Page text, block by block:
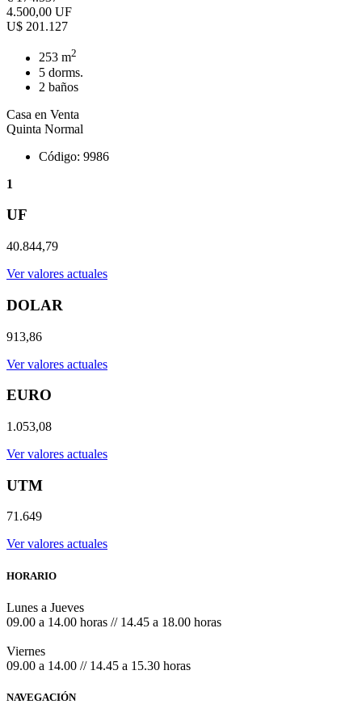
4.500,00 UF
U$ 201.127
253 m2
5 dorms.
2 baños
Casa en Venta
Quinta Normal
Código: 9986
1
UF
40.844,79
Ver valores actuales
DOLAR
913,86
Ver valores actuales
EURO
1.053,08
Ver valores actuales
UTM
71.649
Ver valores actuales
HORARIO
Lunes a Jueves
09.00 a 14.00 horas // 14.45 a 18.00 horas
Viernes
09.00 a 14.00 // 14.45 a 15.30 horas
NAVEGACIÓN